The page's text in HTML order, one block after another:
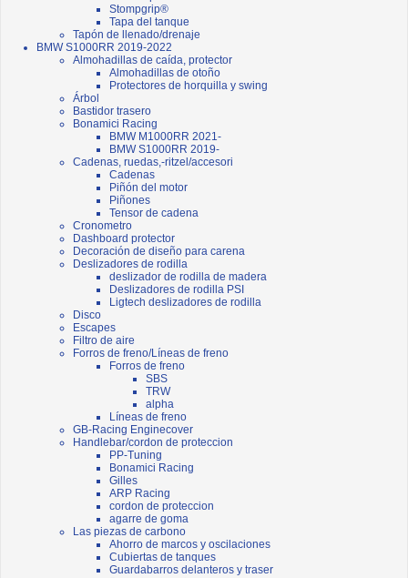
Stompgrip®
Tapa del tanque
Tapón de llenado/drenaje
BMW S1000RR 2019-2022
Almohadillas de caída, protector
Almohadillas de otoño
Protectores de horquilla y swing
Árbol
Bastidor trasero
Bonamici Racing
BMW M1000RR 2021-
BMW S1000RR 2019-
Cadenas, ruedas,-ritzel/accesori
Cadenas
Piñón del motor
Piñones
Tensor de cadena
Cronometro
Dashboard protector
Decoración de diseño para carena
Deslizadores de rodilla
deslizador de rodilla de madera
Deslizadores de rodilla PSI
Ligtech deslizadores de rodilla
Disco
Escapes
Filtro de aire
Forros de freno/Líneas de freno
Forros de freno
SBS
TRW
alpha
Líneas de freno
GB-Racing Enginecover
Handlebar/cordon de proteccion
PP-Tuning
Bonamici Racing
Gilles
ARP Racing
cordon de proteccion
agarre de goma
Las piezas de carbono
Ahorro de marcos y oscilaciones
Cubiertas de tanques
Guardabarros delanteros y traser